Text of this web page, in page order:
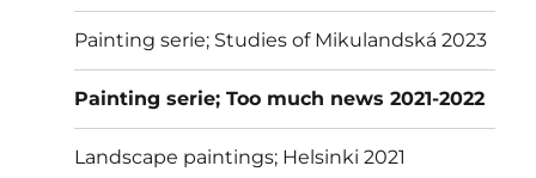
Painting serie; Studies of Mikulandská 2023
Painting serie; Too much news 2021-2022
Landscape paintings; Helsinki 2021